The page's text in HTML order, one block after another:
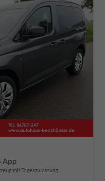
App
mit Tageszulassung